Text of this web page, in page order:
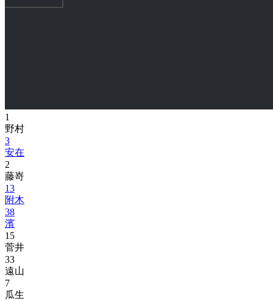
1
野村
3
安在
2
藤嵜
13
附木
38
濱
15
菅井
33
遠山
7
瓜生